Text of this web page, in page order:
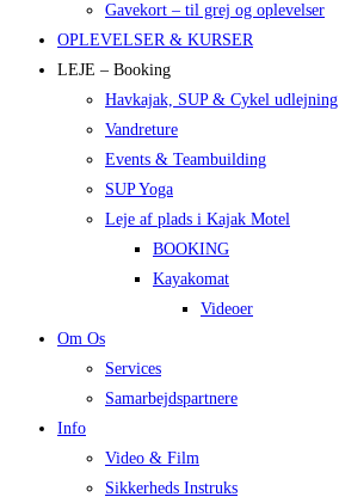
Gavekort – til grej og oplevelser
OPLEVELSER & KURSER
LEJE – Booking
Havkajak, SUP & Cykel udlejning
Vandreture
Events & Teambuilding
SUP Yoga
Leje af plads i Kajak Motel
BOOKING
Kayakomat
Videoer
Om Os
Services
Samarbejdspartnere
Info
Video & Film
Sikkerheds Instruks